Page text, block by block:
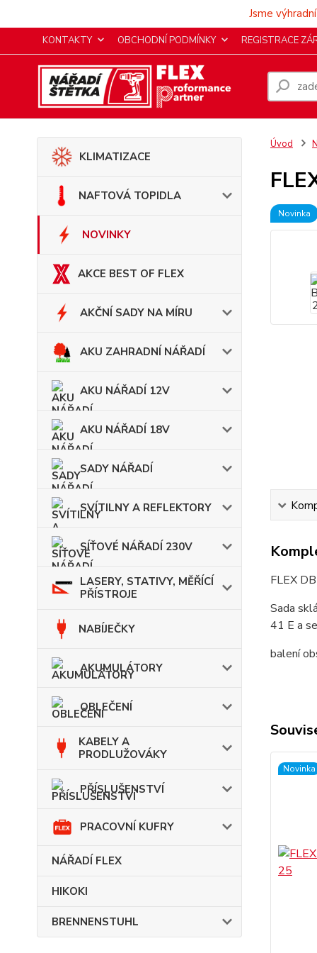
Jsme
KONTAKTY OBCHODNÍ PODMÍNKY REGISTRACE
KLIMATIZACE
NAFTOVÁ TOPIDLA
NOVINKY
AKCE BEST OF FLEX
AKČNÍ SADY NA MÍRU
AKU ZAHRADNÍ NÁŘADÍ
AKU NÁŘADÍ 12V
AKU NÁŘADÍ 18V
SADY NÁŘADÍ
SVÍTILNY A REFLEKTORY
SÍŤOVÉ NÁŘADÍ 230V
LASERY, STATIVY, MĚŘÍCÍ
PŘÍSTROJE
NABÍJEČKY
AKUMULÁTORY
OBLEČENÍ
KABELY A
PRODLUŽOVÁKY
PŘÍSLUŠENSTVÍ
PRACOVNÍ KUFRY
NÁŘADÍ FLEX
HIKOKI
BRENNENSTUHL
Úvod
Novinka
FLEX
Sada
41 E a
balení
Novinka